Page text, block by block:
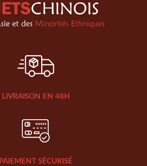
LIVRAISON EN 48H
PAIEMENT SÉCURISÉ